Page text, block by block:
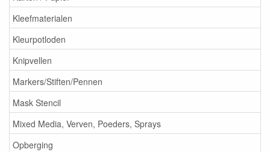
Kleefmaterialen
Kleurpotloden
Knipvellen
Markers/Stiften/Pennen
Mask Stencil
Mixed Media, Verven, Poeders, Sprays
Opberging